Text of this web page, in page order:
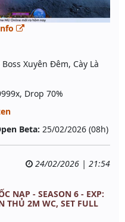
Boss Xuyên Đêm, Cày Là
Drop 70%
Beta: 25/02/2026 (08h)
24/02/2026 | 21:54
NẠP - SEASON 6 - EXP:
THỦ 2M WC, SET FULL